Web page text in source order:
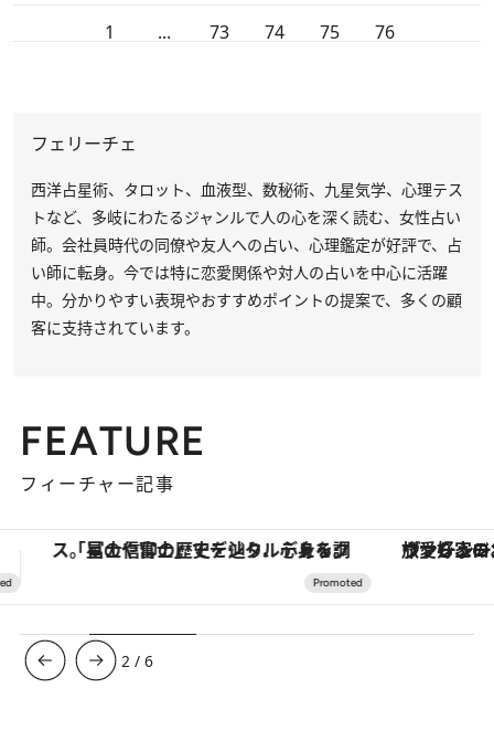
1 ... 73 74 75 76
フェリーチェ
西洋占星術、タロット、血液型、数秘術、九星気学、心理テス
トなど、多岐にわたるジャンルで人の心を深く読む、女性占い
師。会社員時代の同僚や友人への占い、心理鑑定が好評で、占
い師に転身。今では特に恋愛関係や対人の占いを中心に活躍
中。分かりやすい表現やおすすめポイントの提案で、多くの顧
客に支持されています。
FEATURE
フィーチャー記事
ヴァシュロン・コンスタンタン「オーヴァーシーズ・オートマティック」。旅愛好家のお気に入りコレクションから、ジェンダーレスな新作が登場 【銀座で出合う最旬美容】美髪ケアや上質
3 /6